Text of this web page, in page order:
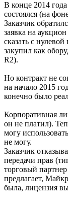
В конце 2014
состоялся (на
Заказчик
заявка на
сказать с
закупил как
R2).
Но контракт не
на начало 2015
конечно было
Корпоративная
он не платил).
могу
не могу.
Заказчик
передачи прав
торговый
предлагает,
была, лицензия